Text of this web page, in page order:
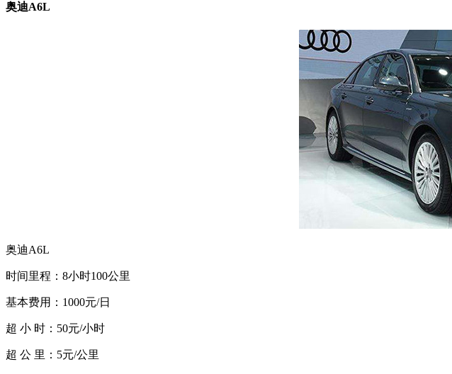
奥迪A6L
奥迪A6L
时间里程：8小时100公里
基本费用：1000元/日
超 小 时：50元/小时
超 公 里：5元/公里